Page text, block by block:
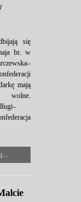
się
br. w
mają